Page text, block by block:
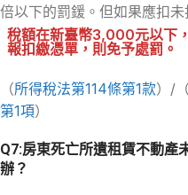
倍以下的罰鍰。但如果應扣
稅額在新臺幣3,000元以下
報扣繳憑單，則免予處罰。
（所得稅法第114條第1款）/（
第1項）
Q7:房東死亡所遺租賃不動產
辦？